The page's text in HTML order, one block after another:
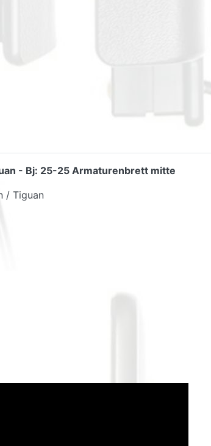
- Bj: 25-25 Armaturenbrett mitte
/ Tiguan